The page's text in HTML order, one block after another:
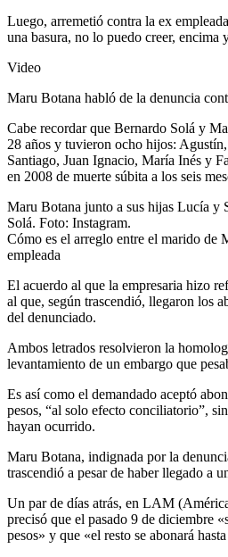
Luego, arremetió contra la ex
una basura, no lo puedo creer, encima
Video
Maru Botana habló de la denuncia
Cabe recordar que Bernardo Solá y
28 años y tuvieron ocho hijos:
Santiago, Juan Ignacio, María Inés y
en 2008 de muerte súbita a los seis
Maru Botana junto a sus hijas Lucía y
Solá. Foto: Instagram.
Cómo es el arreglo entre el marido de
empleada
El acuerdo al que la empresaria hizo
al que, según trascendió, llegaron los
del denunciado.
Ambos letrados resolvieron la
levantamiento de un embargo que
Es así como el demandado aceptó
pesos, “al solo efecto conciliatorio”,
hayan ocurrido.
Maru Botana, indignada por la
trascendió a pesar de haber llegado a
Un par de días atrás, en LAM
precisó que el pasado 9 de diciembre
pesos» y que «el resto se abonará